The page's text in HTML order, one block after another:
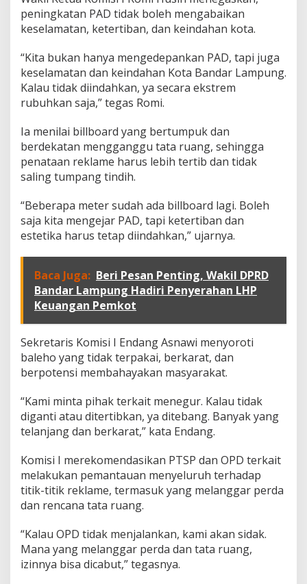
u
m
p
n
g
T
i
n
h
d
a
n
a
l
e
h
a
k
T
e
r
p
a
k
a
peningkatan PAD tidak boleh mengabaikan
keselamatan, ketertiban, dan keindahan kota.
“Kita bukan hanya mengedepankan PAD, tapi juga
keselamatan dan keindahan Kota Bandar Lampung.
Kalau tidak diindahkan, ya secara ekstrem
rubuhkan saja,” tegas Romi.
Ia menilai billboard yang bertumpuk dan
berdekatan mengganggu tata ruang, sehingga
penataan reklame harus lebih tertib dan tidak
saling tumpang tindih.
“Beberapa meter sudah ada billboard lagi. Boleh
saja kita mengejar PAD, tapi ketertiban dan
estetika harus tetap diindahkan,” ujarnya.
Baca Juga: Beri Pesan Penting, Wakil DPRD
Bandar Lampung Hadiri Penyerahan LHP
Keuangan Pemkot
Sekretaris Komisi I Endang Asnawi menyoroti
baleho yang tidak terpakai, berkarat, dan
berpotensi membahayakan masyarakat.
“Kami minta pihak terkait menegur. Kalau tidak
diganti atau ditertibkan, ya ditebang. Banyak yang
telanjang dan berkarat,” kata Endang.
Komisi I merekomendasikan PTSP dan OPD terkait
melakukan pemantauan menyeluruh terhadap
titik-titik reklame, termasuk yang melanggar perda
dan rencana tata ruang.
“Kalau OPD tidak menjalankan, kami akan sidak.
Mana yang melanggar perda dan tata ruang,
izinnya bisa dicabut,” tegasnya.